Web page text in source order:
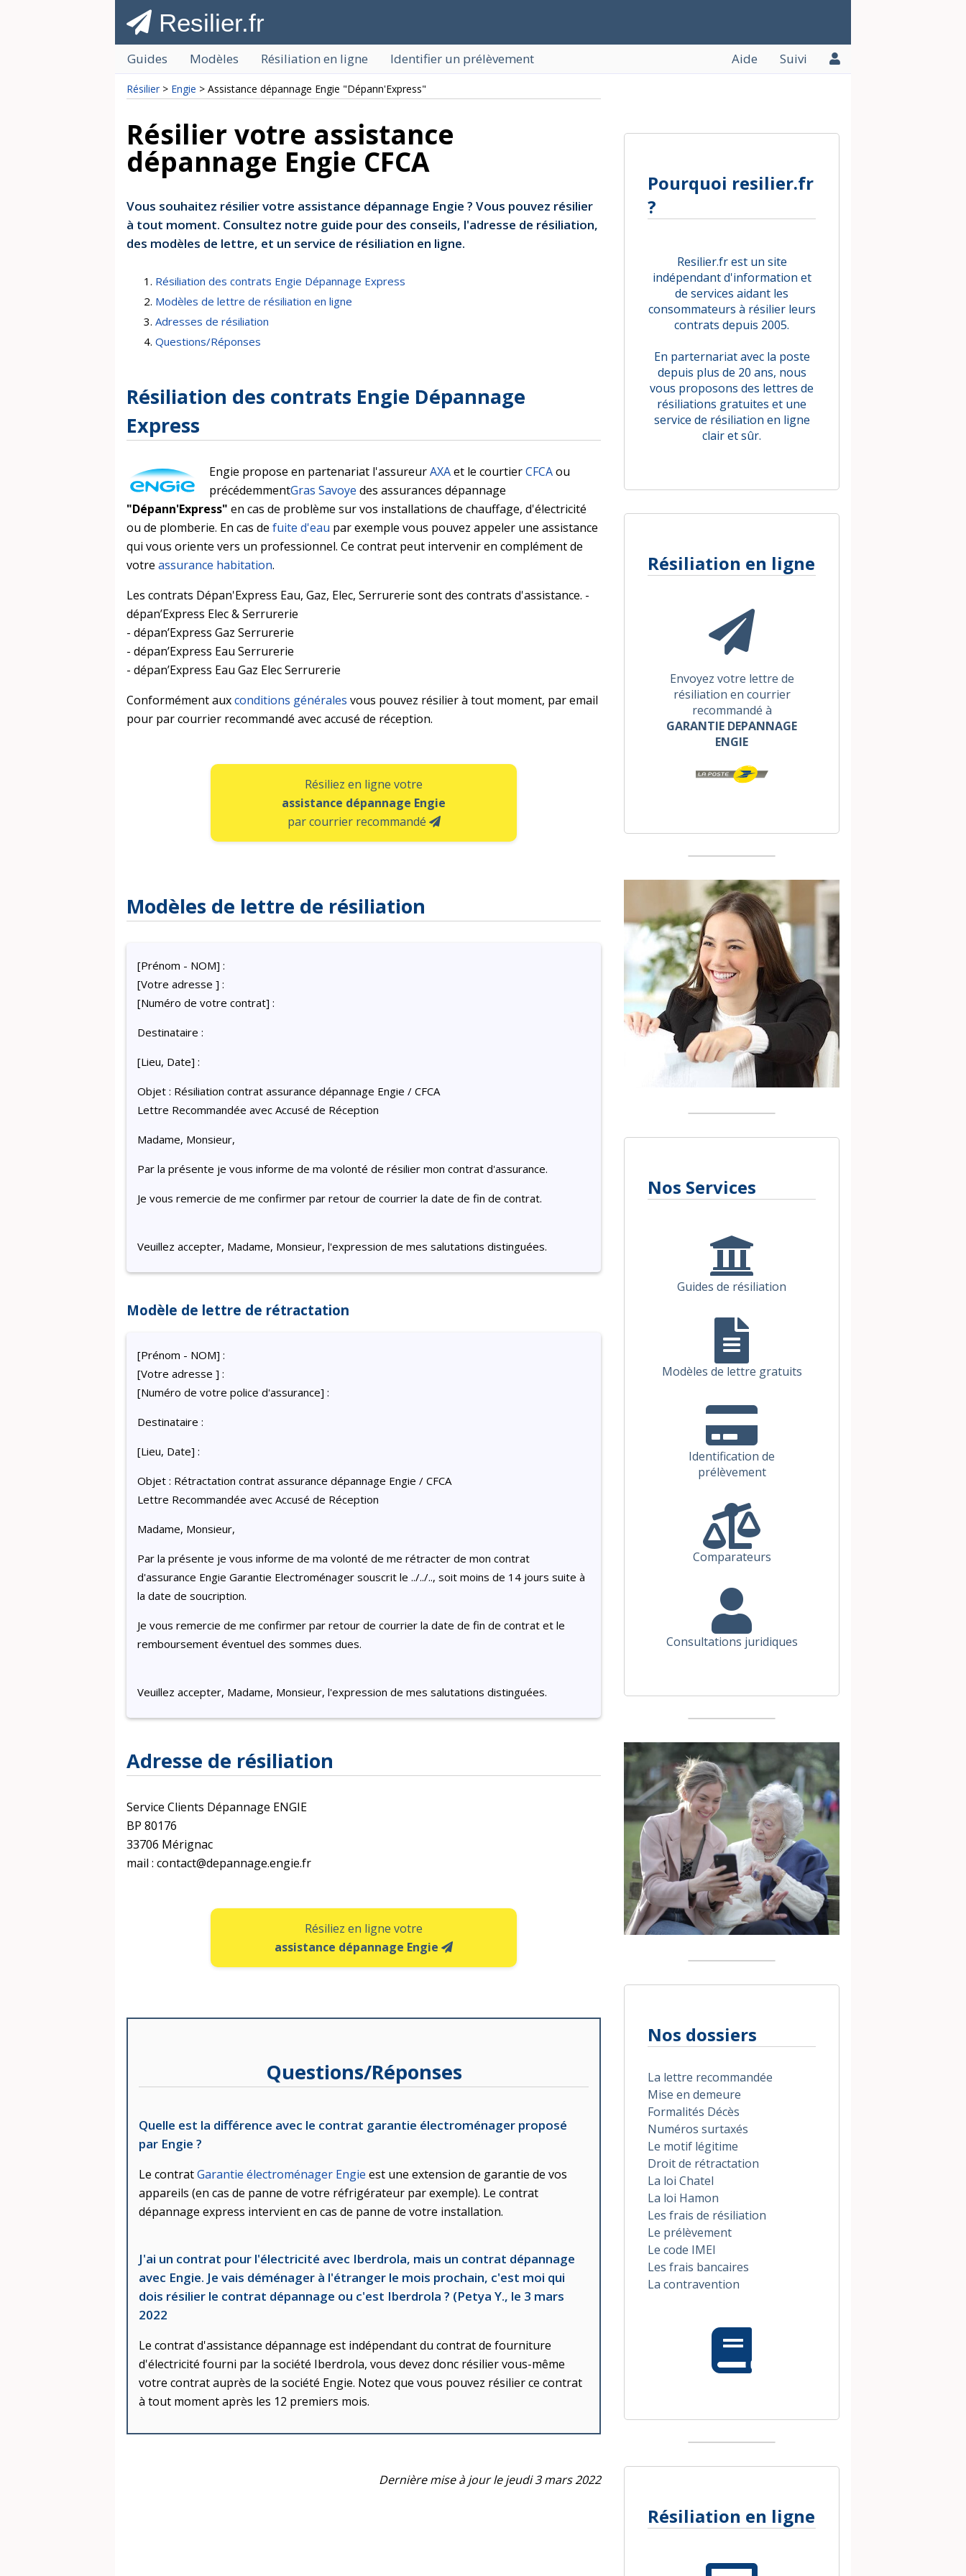
Resilier.fr
Guides Modèles Résiliation en ligne Identifier un prélèvement Suivi
Aide
Résilier > Engie > Assistance dépannage Engie "Dépann'Express"
Résilier votre assistance
dépannage Engie CFCA
Vous souhaitez résilier votre assistance dépannage Engie ? Vous pouvez résilier
à tout moment. Consultez notre guide pour des conseils, l'adresse de résiliation,
des modèles de lettre, et un service de résiliation en ligne.
Résiliation des contrats Engie Dépannage Express
Modèles de lettre de résiliation en ligne
Adresses de résiliation
Questions/Réponses
Résiliation des contrats Engie Dépannage
Express
Engie propose en partenariat l'assureurAXAet le courtierCFCAou
précédemmentGras Savoye des assurances dépannage
"Dépann'Express" en cas de problème sur vos installations de chauffage, d'électricité
ou de plomberie. En cas de fuite d'eau par exemple vous pouvez appeler une assistance
qui vous oriente vers un professionnel. Ce contrat peut intervenir en complément de
votre assurance habitation.
Les contrats Dépan'Express Eau, Gaz, Elec, Serrurerie sont des contrats d'assistance. -
dépan’Express Elec & Serrurerie
- dépan’Express Gaz Serrurerie
- dépan’Express Eau Serrurerie
- dépan’Express Eau Gaz Elec Serrurerie
Conformément auxconditions générales vous pouvez résilier à tout moment, par email
pour par courrier recommandé avec accusé de réception.
Résiliez en ligne votre
assistance dépannage Engie
par courrier recommandé
Modèles de lettre de résiliation
[Prénom - NOM] :
[Votre adresse ] :
[Numéro de votre contrat] :
Destinataire :
[Lieu, Date] :
Objet : Résiliation contrat assurance dépannage Engie / CFCA
Lettre Recommandée avec Accusé de Réception
Madame, Monsieur,
Par la présente je vous informe de ma volonté de résilier mon contrat d'assurance.
Je vous remercie de me confirmer par retour de courrier la date de fin de contrat.
Veuillez accepter, Madame, Monsieur, l'expression de mes salutations distinguées.
Modèle de lettre de rétractation
[Prénom - NOM] :
[Votre adresse ] :
[Numéro de votre police d'assurance] :
Destinataire :
[Lieu, Date] :
Objet : Rétractation contrat assurance dépannage Engie / CFCA
Lettre Recommandée avec Accusé de Réception
Madame, Monsieur,
Par la présente je vous informe de ma volonté de me rétracter de mon contrat
d'assurance Engie Garantie Electroménager souscrit le ../../.., soit moins de 14 jours suite à
la date de soucription.
Je vous remercie de me confirmer par retour de courrier la date de fin de contrat et le
remboursement éventuel des sommes dues.
Veuillez accepter, Madame, Monsieur, l'expression de mes salutations distinguées.
Adresse de résiliation
Service Clients Dépannage ENGIE
BP 80176
33706 Mérignac
mail : contact@depannage.engie.fr
Résiliez en ligne votre
assistance dépannage Engie
Questions/Réponses
Quelle est la différence avec le contrat garantie électroménager proposé
par Engie ?
Le contratGarantie électroménager Engie est une extension de garantie de vos
appareils (en cas de panne de votre réfrigérateur par exemple). Le contrat
dépannage express intervient en cas de panne de votre installation.
J'ai un contrat pour l'électricité avec Iberdrola, mais un contrat dépannage
avec Engie. Je vais déménager à l'étranger le mois prochain, c'est moi qui
dois résilier le contrat dépannage ou c'est Iberdrola ? (Petya Y., le 3 mars
2022
Le contrat d'assistance dépannage est indépendant du contrat de fourniture
d'électricité fourni par la société Iberdrola, vous devez donc résilier vous-même
votre contrat auprès de la société Engie. Notez que vous pouvez résilier ce contrat
à tout moment après les 12 premiers mois.
Dernière mise à jour le jeudi 3 mars 2022
Pourquoi resilier.fr
?
Resilier.fr est un site
indépendant d'information et
de services aidant les
consommateurs à résilier leurs
contrats depuis 2005.
En parternariat avec la poste
depuis plus de 20 ans, nous
vous proposons des lettres de
résiliations gratuites et une
service de résiliation en ligne
clair et sûr.
Résiliation en ligne
Envoyez votre lettre de
résiliation en courrier
recommandé à
GARANTIE DEPANNAGE
ENGIE
Nos Services
Guides de résiliation
Modèles de lettre gratuits
Identification de
prélèvement
Comparateurs
Consultations juridiques
Nos dossiers
La lettre recommandée
Mise en demeure
Formalités Décès
Numéros surtaxés
Le motif légitime
Droit de rétractation
La loi Chatel
La loi Hamon
Les frais de résiliation
Le prélèvement
Le code IMEI
Les frais bancaires
La contravention
Résiliation en ligne